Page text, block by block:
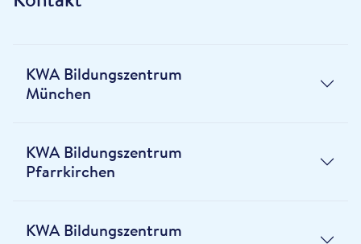
KWA Bildungszentrum
München
KWA Bildungszentrum
Pfarrkirchen
KWA Bildungszentrum